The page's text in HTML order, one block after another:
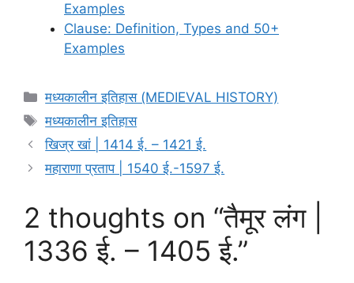
Examples
Clause: Definition, Types and 50+
Examples
Categories
मध्यकालीन इतिहास (MEDIEVAL HISTORY)
Tags
मध्यकालीन इतिहास
खिज्र खां | 1414 ई. – 1421 ई.
महाराणा प्रताप | 1540 ई.-1597 ई.
2 thoughts on “तैमूर लंग |
1336 ई. – 1405 ई.”